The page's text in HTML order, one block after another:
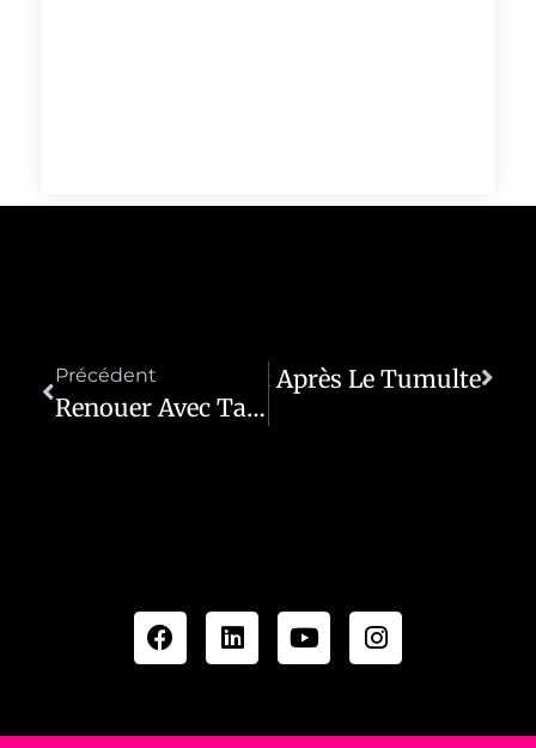
Précédent
Renouer Avec Ta Force Intérieure
Renaître Doucement Après Le Tumulte